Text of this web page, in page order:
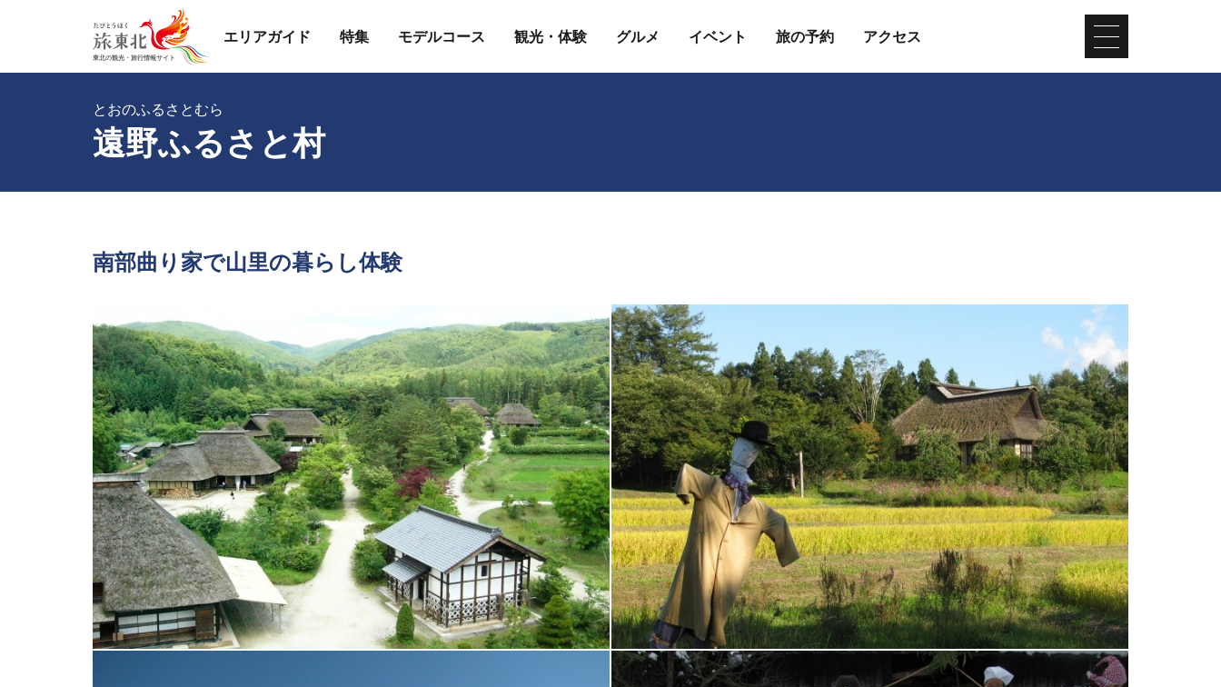
エリアガイド 特集 モデルコース 観光・体験 グルメ イベント 旅の予約 アクセス
遠野ふるさと村
とおのふるさとむら
南部曲り家で山里の暮らし体験